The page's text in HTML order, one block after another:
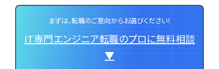
まずは、転職のご意向からお選びください！
IT専門エンジニア転職のプロに無料相談
▼